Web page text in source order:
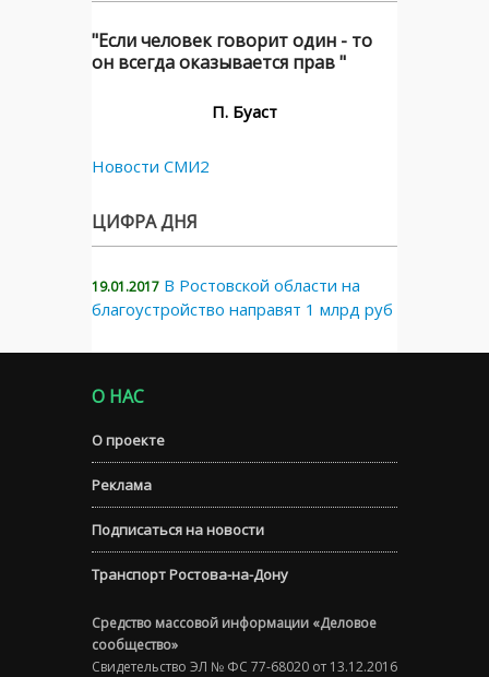
"Если человек говорит один - то
он всегда оказывается прав "
П. Буаст
Новости СМИ2
ЦИФРА ДНЯ
19.01.2017 В Ростовской области на
благоустройство направят 1 млрд руб
О НАС
О проекте
Реклама
Подписаться на новости
Транспорт Ростова-на-Дону
Средство массовой информации «Деловое
сообщество»
Свидетельство ЭЛ № ФС 77-68020 от 13.12.2016